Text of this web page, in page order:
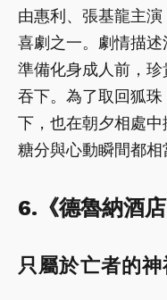
由惠利、張基龍主
喜劇之一。劇情描
準備化身成人前，
吞下。為了取回狐
下，也在朝夕相處中
糖分與心動瞬間都相
6.《德魯納酒店
只屬於亡者的